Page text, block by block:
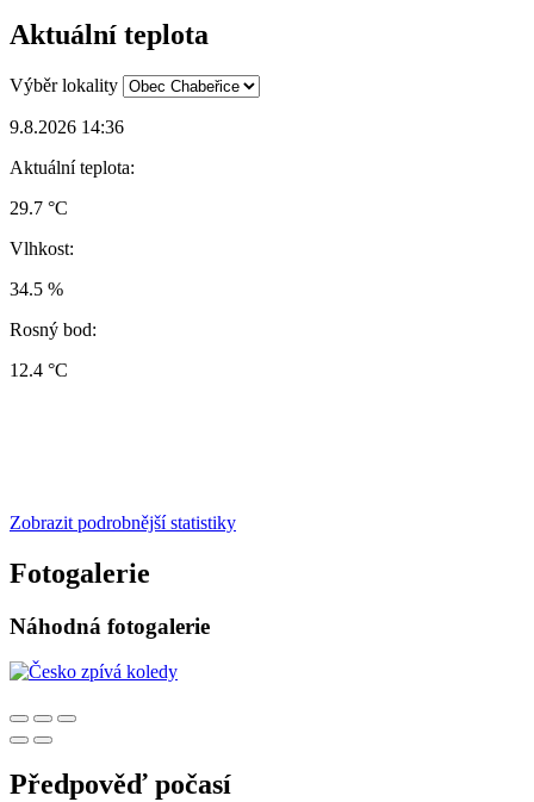
Aktuální teplota
Výběr lokality
9.8.2026 14:36
Aktuální teplota:
29.7 °C
Vlhkost:
34.5 %
Rosný bod:
12.4 °C
Zobrazit podrobnější statistiky
Fotogalerie
Náhodná fotogalerie
Předpověď počasí